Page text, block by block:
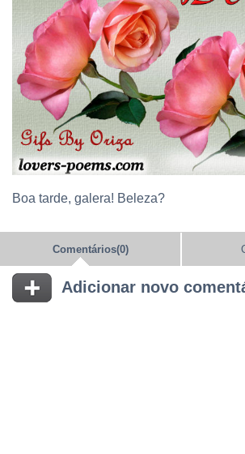
Boa tarde, galera! Beleza?
Comentários(0)
Adicionar novo